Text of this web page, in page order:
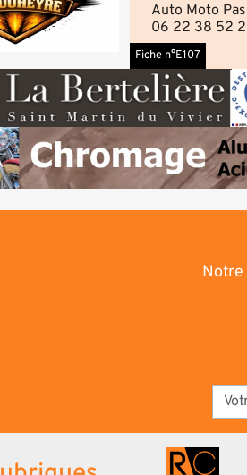
Auto Moto
06 22 38 52
Fiche n°E107